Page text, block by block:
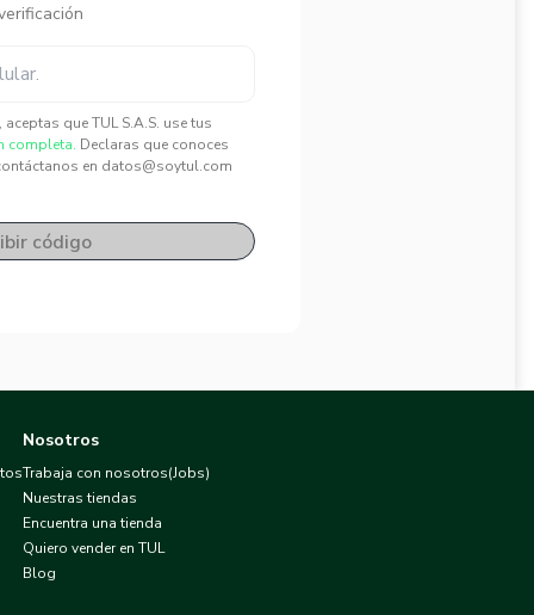
que TUL S.A.S. use tus
completa. Declaras que conoces
en datos@soytul.com
código
Nosotros
Trabaja con nosotros(Jobs)
Nuestras tiendas
Encuentra una tienda
Quiero vender en TUL
Blog